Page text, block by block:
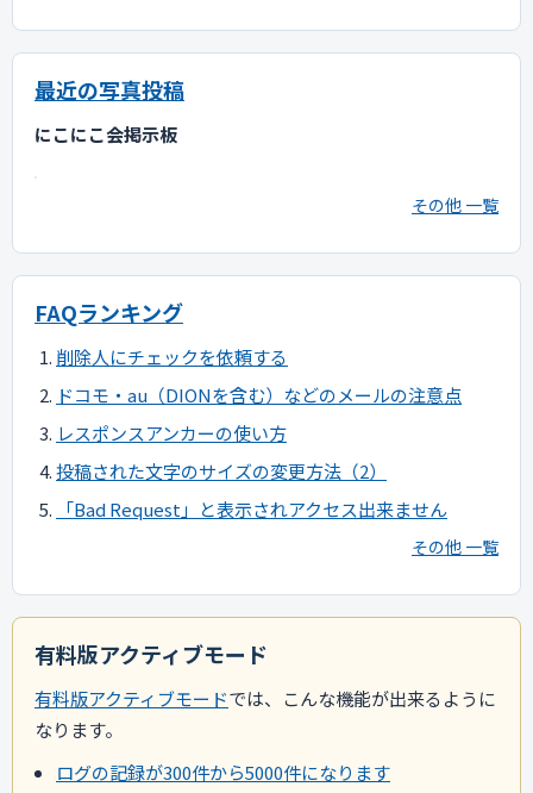
最近の写真投稿
にこにこ会掲示板
その他 一覧
FAQランキング
削除人にチェックを依頼する
ドコモ・au（DIONを含む）などのメールの注意点
レスポンスアンカーの使い方
投稿された文字のサイズの変更方法（2）
「Bad Request」と表示されアクセス出来ません
その他 一覧
有料版アクティブモード
有料版アクティブモードでは、こんな機能が出来るように
なります。
ログの記録が300件から5000件になります